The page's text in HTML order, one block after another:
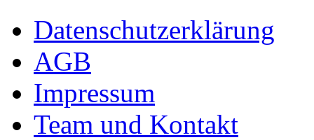
Datenschutzerklärung
AGB
Impressum
Team und Kontakt